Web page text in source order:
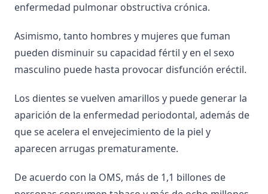
enfermedad pulmonar obstructiva crónica.
Asimismo, tanto hombres y mujeres que fuman
pueden disminuir su capacidad fértil y en el sexo
masculino puede hasta provocar disfunción eréctil.
Los dientes se vuelven amarillos y puede generar la
aparición de la enfermedad periodontal, además de
que se acelera el envejecimiento de la piel y
aparecen arrugas prematuramente.
De acuerdo con la OMS, más de 1,1 billones de